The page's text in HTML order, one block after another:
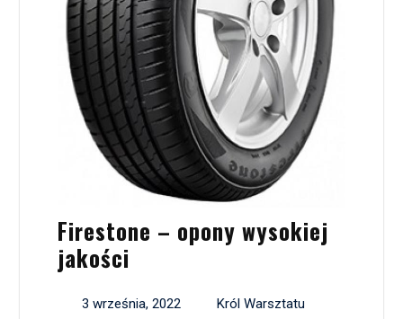
Firestone – opony wysokiej
jakości
3 września, 2022
Król Warsztatu